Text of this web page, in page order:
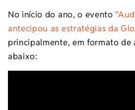
No início do ano, o evento
antecipou as estratégias da
principalmente, em formato de
abaixo: